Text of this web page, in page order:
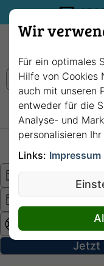
35€
Jetzt
Wir
Für ein optimales
Hilfe von Cookies
auch mit unseren
entweder für die
Analyse- und
personalisieren
Links: Impressum